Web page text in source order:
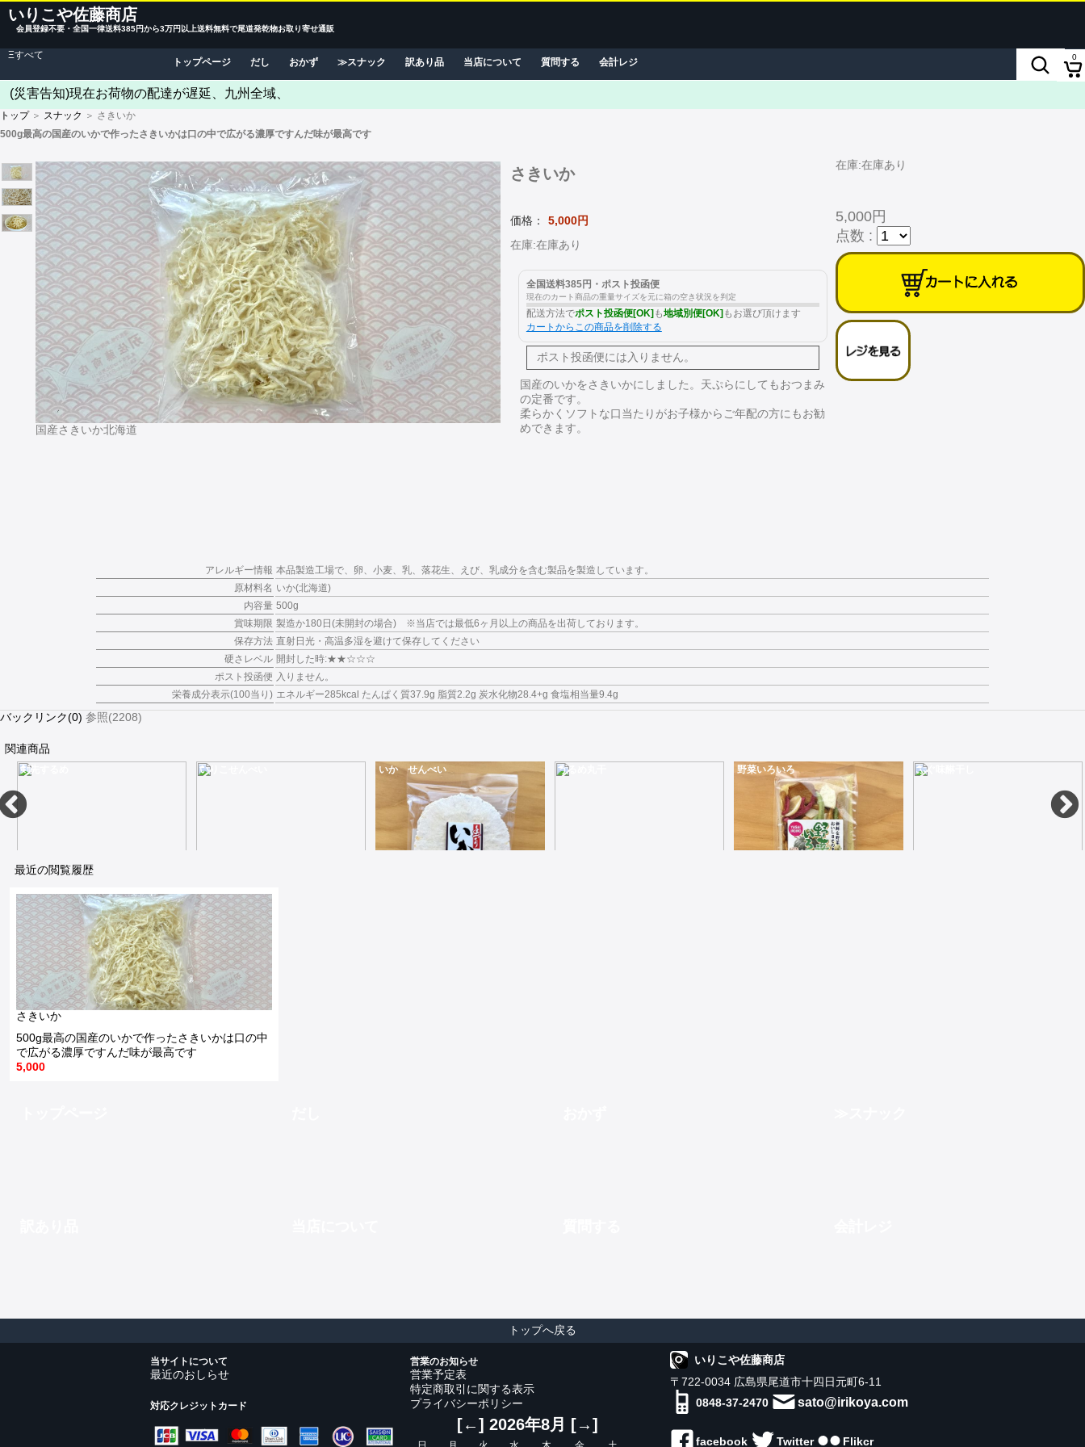
いりこや佐藤商店
会員登録不要・全国一律送料385円から3万円以上送料無料で尾道発乾物お取り寄せ通販
Ξすべて
トップページ だし おかず スナック 訳あり品 当店について 質問する 会計レジ 0
(災害告知)現在お荷物の配達が遅延、九州全域、
トップ＞ スナック ＞ さきいか
500g最高の国産のいかで作ったさきいかは口の中で広がる濃厚ですんだ味が最高です
さきいか
価格：
5,000円
在庫:在庫あり
全国送料385円・ポスト投函便
現在のカート商品の重量サイズを元に箱の空き状況を判定
配送方法でポスト投函便[OK] も地域別便[OK] もお選び頂けます
カートからこの商品を削除する
ポスト投函便には 入りません。
国産のいかをさきいかにしました。天ぷらにしてもおつまみ
の定番です。
柔らかくソフトな口当たりがお子様からご年配の方にもお勧
めできます。
在庫:在庫あり
5,000円
点数 :
国産さきいか北海道
アレルギー情報 本品製造工場で、卵、小麦、乳、落花生、えび、乳成分を含む製品を製造しています。
原材料名 いか(北海道)
内容量 500g
賞味期限 製造か180日(未開封の場合) ※当店では最低6ヶ月以上の商品を出荷しております。
保存方法 直射日光・高温多湿を避けて保存してください
硬さレベル 開封した時:★★☆☆☆
ポスト投函便 入りません。
栄養成分表示(100当り) エネルギー285kcal たんぱく質37.9g 脂質2.2g 炭水化物28.4+g 食塩相当量9.4g
バックリンク(0) 参照(2208)
関連商品
剣先するめ
7,550
いりこせんべい
550
いか せんべい うるめ丸干 野菜いろいろ ふぐ味醂干し
最近の閲覧履歴
さきいか
500g最高の国産のいかで作ったさきいかは口の中
で広がる濃厚ですんだ味が最高です
5,000
トップへ戻る
当サイトについて
最近のおしらせ
対応クレジットカード
営業のお知らせ
営業予定表
特定商取引に関する表示
プライバシーポリシー
[←] 2026年8月 [→]
いりこや佐藤商店
〒722-0034 広島県尾道市十四日元町6-11
0848-37-2470
sato@irikoya.com
facebook Twitter Flikcr